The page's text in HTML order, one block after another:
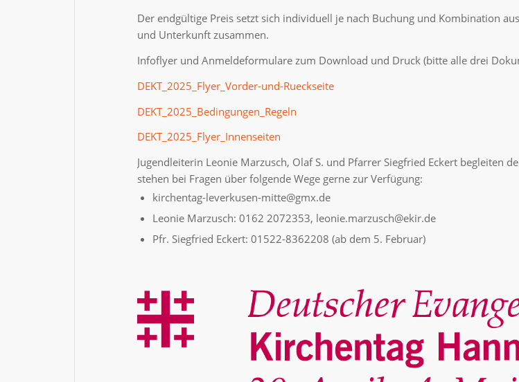
Der endgültige Preis setzt sich individuell je nach Buchung und Kombination
und Unterkunft zusammen.
Infoflyer und Anmeldeformulare zum Download und Druck (bitte alle drei
DEKT_2025_Flyer_Vorder-und-Rueckseite
DEKT_2025_Bedingungen_Regeln
DEKT_2025_Flyer_Innenseiten
Jugendleiterin Leonie Marzusch, Olaf S. und Pfarrer Siegfried Eckert begleiten
stehen bei Fragen über folgende Wege gerne zur Verfügung:
kirchentag-leverkusen-mitte@gmx.de
Leonie Marzusch: 0162 2072353, leonie.marzusch@ekir.de
Pfr. Siegfried Eckert: 01522-8362208 (ab dem 5. Februar)